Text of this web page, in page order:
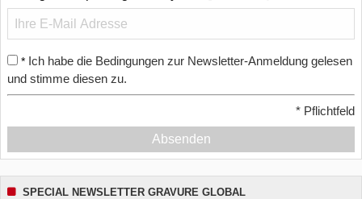
* Ich habe die Bedingungen zur Newsletter-Anmeldung gelesen
und stimme diesen zu.
* Pflichtfeld
Absenden
SPECIAL NEWSLETTER GRAVURE GLOBAL